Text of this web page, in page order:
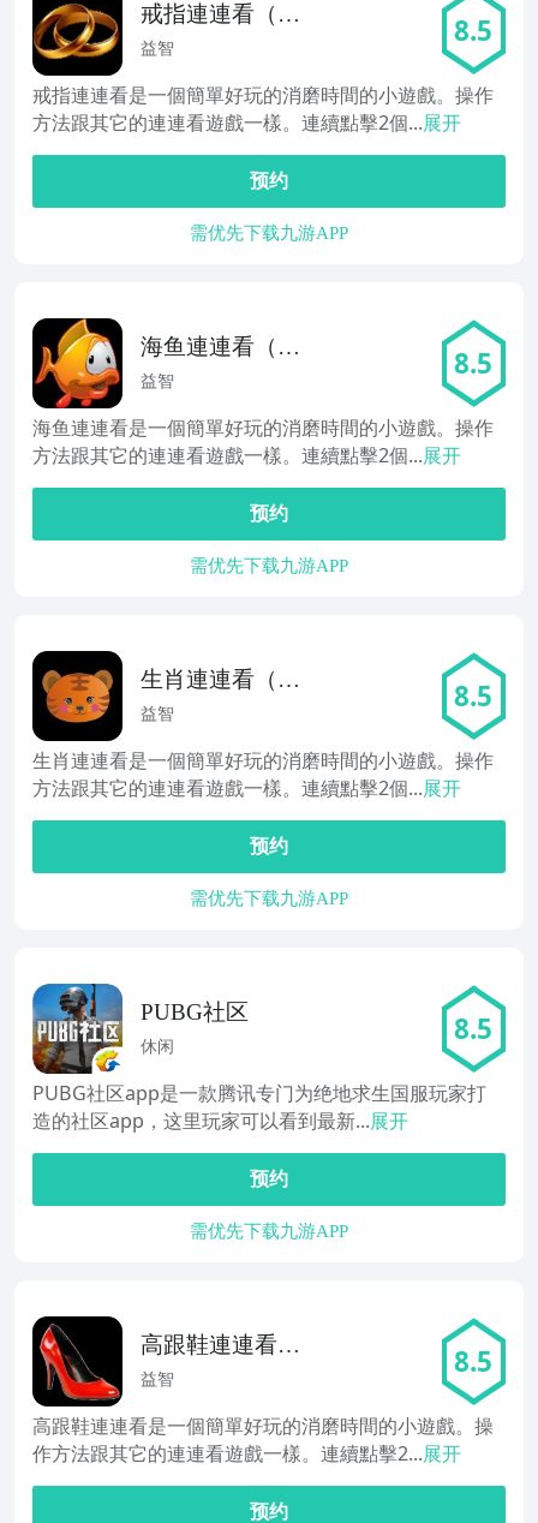
戒指連連看（免
费）
益智 8.5
戒指連連看是一個簡單好玩的消磨時間的小遊戲。操作
方法跟其它的連連看遊戲一樣。連續點擊2個...展开
预约
需优先下载九游APP
海鱼連連看（免
费）
益智 8.5
海鱼連連看是一個簡單好玩的消磨時間的小遊戲。操作
方法跟其它的連連看遊戲一樣。連續點擊2個...展开
预约
需优先下载九游APP
生肖連連看（免
费）
益智 8.5
生肖連連看是一個簡單好玩的消磨時間的小遊戲。操作
方法跟其它的連連看遊戲一樣。連續點擊2個...展开
预约
需优先下载九游APP
PUBG社区
休闲 8.5
PUBG社区app是一款腾讯专门为绝地求生国服玩家打
造的社区app，这里玩家可以看到最新...展开
预约
需优先下载九游APP
高跟鞋連連看
（免费）
益智 8.5
高跟鞋連連看是一個簡單好玩的消磨時間的小遊戲。操
作方法跟其它的連連看遊戲一樣。連續點擊2...展开
预约